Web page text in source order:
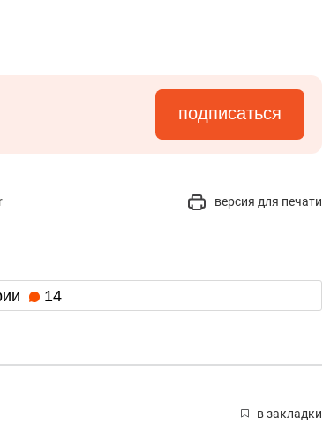
подписаться
версия для печати
14
в закладки